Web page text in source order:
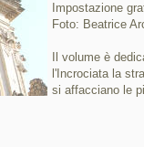
Impostazione
Foto: Beatrice
Il volume è
l'Incrociata la
si affacciano le